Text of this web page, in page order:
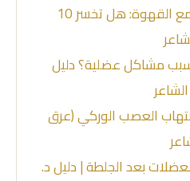
مكون طبيعي سحري مع القهوة: هل تخسر 10
مشاكل عضلية؟ دليل
العصب الوركي (عرق
بعد الجلطة | دليل د.